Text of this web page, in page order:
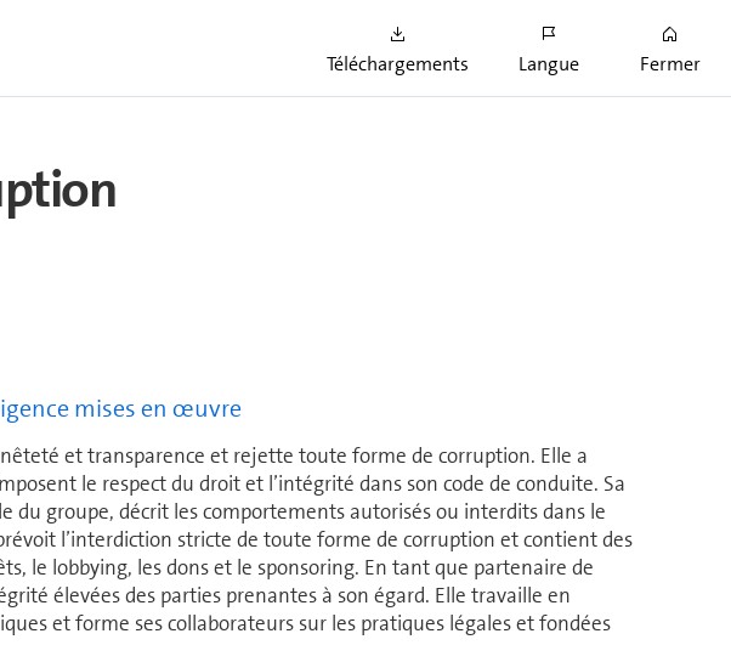
Téléchargements Langue Fermer
de fabrication mondiaux com­plexes peuvent se révéler compliqués
four­nis­seurs et partenaires distincts.
mises en œuvre
et trans­pa­rence et rejette toute forme de corruption. Elle a
le respect du droit et l’intégrité dans son code de conduite. Sa
du groupe, décrit les comportements autorisés ou interdits dans le
l’interdiction stricte de toute forme de corruption et contient des
le lobbying, les dons et le sponsoring. En tant que partenaire de
élevées des parties prenantes à son égard. Elle travaille en
et forme ses col­la­bo­ra­teurs sur les pratiques légales et fondées